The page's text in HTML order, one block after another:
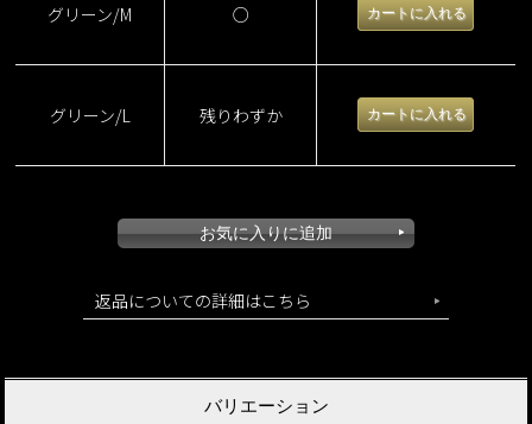
グリーン/M ○
グリーン/L 残りわずか
返品についての詳細はこちら
バリエーション